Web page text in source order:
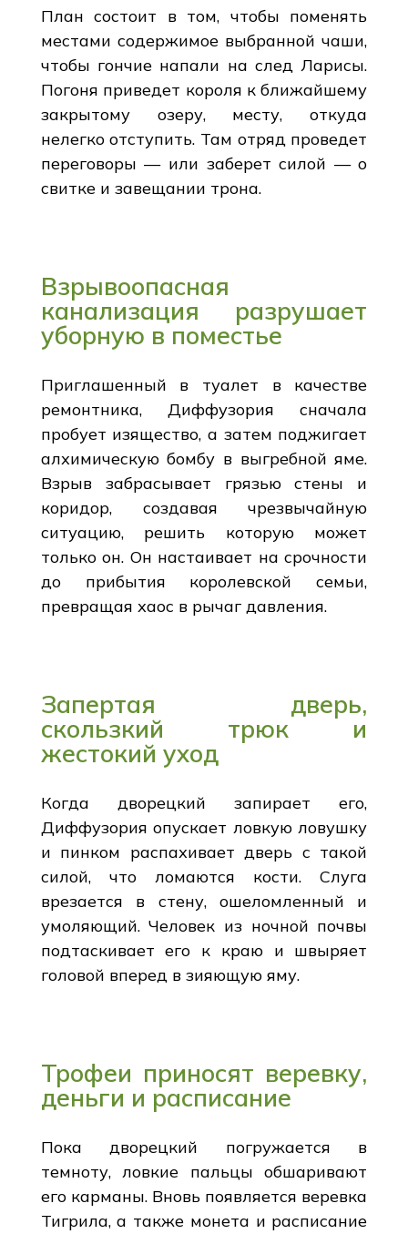
План состоит в том, чтобы поменять
местами содержимое выбранной чаши,
чтобы гончие напали на след Ларисы.
Погоня приведет короля к ближайшему
закрытому озеру, месту, откуда
нелегко отступить. Там отряд проведет
переговоры — или заберет силой — о
свитке и завещании трона.
Взрывоопасная
канализация разрушает
уборную в поместье
Приглашенный в туалет в качестве
ремонтника, Диффузория сначала
пробует изящество, а затем поджигает
алхимическую бомбу в выгребной яме.
Взрыв забрасывает грязью стены и
коридор, создавая чрезвычайную
ситуацию, решить которую может
только он. Он настаивает на срочности
до прибытия королевской семьи,
превращая хаос в рычаг давления.
Запертая дверь,
скользкий трюк и
жестокий уход
Когда дворецкий запирает его,
Диффузория опускает ловкую ловушку
и пинком распахивает дверь с такой
силой, что ломаются кости. Слуга
врезается в стену, ошеломленный и
умоляющий. Человек из ночной почвы
подтаскивает его к краю и швыряет
головой вперед в зияющую яму.
Трофеи приносят веревку,
деньги и расписание
Пока дворецкий погружается в
темноту, ловкие пальцы обшаривают
его карманы. Вновь появляется веревка
Тигрила, а также монета и расписание